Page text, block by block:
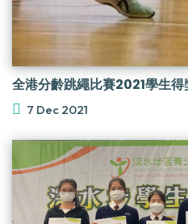
全港分齡跳繩比賽2021學生得
7 Dec 2021